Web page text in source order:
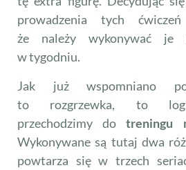
prowadzenia tych
że należy wykonywać je
w tygodniu.
Jak już wspomniano
to rozgrzewka, to
przechodzimy dotreningu
Wykonywane są tutaj dwa
powtarza się w trzech